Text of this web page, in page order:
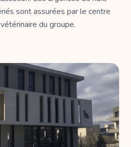
sont assurées par le centre
du groupe.